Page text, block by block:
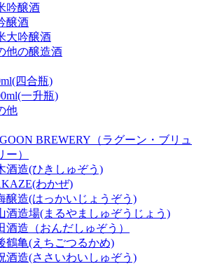
吟醸酒
醸酒
大吟醸酒
他の醸造酒
四合瓶)
一升瓶)
他
BREWERY（ラグーン・ブリュ
ー）
酒造(ひきしゅぞう)
わかぜ)
醸造(はっかいじょうぞう)
酒造場(まるやましゅぞうじょう)
酒造（おんだしゅぞう）
鶴亀(えちごつるかめ)
酒造(ささいわいしゅぞう)